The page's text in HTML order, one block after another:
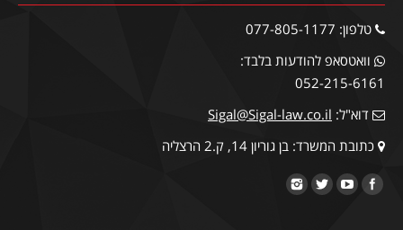
טלפון: 077-805-1177
וואטסאפ להודעות בלבד:
052-215-6161
דוא"ל: Sigal@Sigal-law.co.il
כתובת המשרד: בן גוריון 14, ק.2 הרצליה